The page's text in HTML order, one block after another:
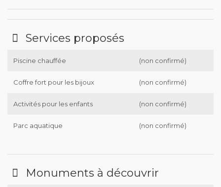
Services proposés
Piscine chauffée (non confirmé)
Coffre fort pour les bijoux (non confirmé)
Activités pour les enfants (non confirmé)
Parc aquatique (non confirmé)
Monuments à découvrir